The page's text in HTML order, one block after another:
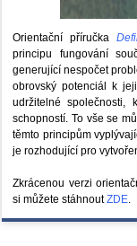
Orientační příručka
principu fungování
generující nespočet
obrovský potenciál k
udržitelné společnosti,
schopností. To vše se
těmto principům
je rozhodující pro
Zkrácenou verzi
si můžete stáhnoutZDE